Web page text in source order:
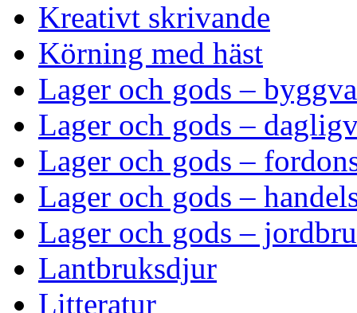
Kreativt skrivande
Körning med häst
Lager och gods –
Lager och gods –
Lager och gods –
Lager och gods –
Lager och gods –
Lantbruksdjur
Litteratur